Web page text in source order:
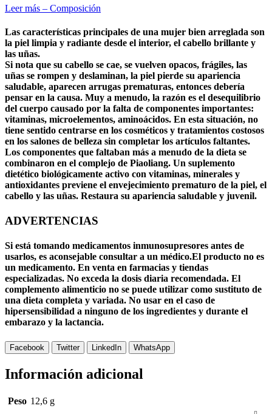
Leer más – Composición
Las características principales de una mujer bien arreglada son
la piel limpia y radiante desde el interior, el cabello brillante y
las uñas.
Si nota que su cabello se cae, se vuelven opacos, frágiles, las
uñas se rompen y deslaminan, la piel pierde su apariencia
saludable, aparecen arrugas prematuras, entonces debería
pensar en la causa. Muy a menudo, la razón es el desequilibrio
del cuerpo causado por la falta de componentes importantes:
vitaminas, microelementos, aminoácidos. En esta situación, no
tiene sentido centrarse en los cosméticos y tratamientos costosos
en los salones de belleza sin completar los artículos faltantes.
Los componentes que faltaban más a menudo de la dieta se
combinaron en el complejo de Piaoliang. Un suplemento
dietético biológicamente activo con vitaminas, minerales y
antioxidantes previene el envejecimiento prematuro de la piel, el
cabello y las uñas. Restaura su apariencia saludable y juvenil.
ADVERTENCIAS
Si está tomando medicamentos inmunosupresores antes de
usarlos, es aconsejable consultar a un médico.El producto no es
un medicamento. En venta en farmacias y tiendas
especializadas. No exceda la dosis diaria recomendada. El
complemento alimenticio no se puede utilizar como sustituto de
una dieta completa y variada. No usar en el caso de
hipersensibilidad a ninguno de los ingredientes y durante el
embarazo y la lactancia.
Facebook Twitter LinkedIn WhatsApp
Información adicional
Peso 12,6 g